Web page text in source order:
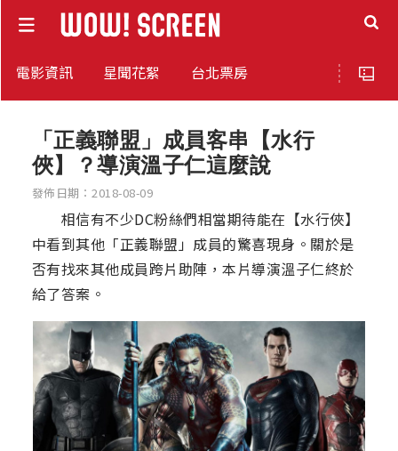
電影資訊 星聞花絮 台北票房
「正義聯盟」成員客串【水行
俠】？導演溫子仁這麼說
發佈日期：2018-08-09
相信有不少DC粉絲們相當期待能在【水行俠】
中看到其他「正義聯盟」成員的驚喜現身。關於是
否有找來其他成員跨片助陣，本片導演溫子仁終於
給了答案。